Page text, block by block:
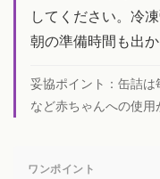
してください。冷
朝の準備時間も出
妥協ポイント： 缶詰は
など赤ちゃんへの使用
ワンポイント